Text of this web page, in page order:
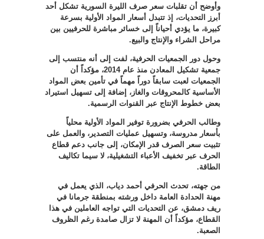
وأوضح أن تقلبات سعر صرف الليرة السورية تشكل أحد
أبرز التحديات، إذ تتبدل أسعار المواد الأولية بسرعة
كبيرة، ما يؤدي أحياناً إلى خسائر مباشرة للحرفيين بين
مراحل الشراء والإنتاج والبيع.
وحول دور الجمعيات الحرفية، لفت إلى أنه منتسب إلى
جمعية تشكيل المعادن منذ عام 2014، مؤكداً أن
الجمعيات لعبت سابقاً دوراً مهماً في تأمين بعض المواد
الأساسية كالمحروقات والغاز، إضافة إلى تسهيل استيراد
بعض خطوط الإنتاج عبر القنوات الرسمية.
وطالب الحرفي بضرورة توفير المواد الأولية محلياً
بأسعار مدروسة، وتسهيل عمليات التصدير، والعمل على
تثبيت سعر الصرف قدر الإمكان، إلى جانب دعم قطاع
الحرف عبر تخفيف الأعباء التشغيلية، لا سيما تكاليف
الطاقة.
من جهته، تحدث الحرفي أحمد دياب، الذي يعمل في
مهنة الحدادة العامة داخل ورشته بمنطقة جرمانا في
ريف دمشق، عن التحديات التي تواجه العاملين في هذا
القطاع، مؤكداً أن المهنة لا تزال صامدة رغم الظروف
الصعبة.